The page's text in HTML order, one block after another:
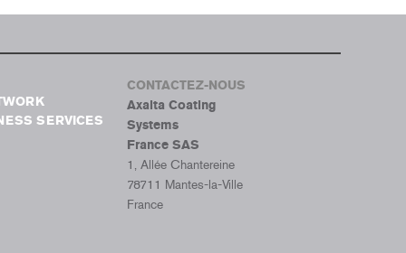
SERVICES
CONTACTEZ-NOUS
Axalta Coating
Systems
France SAS
1, Allée Chantereine
78711 Mantes-la-Ville
France